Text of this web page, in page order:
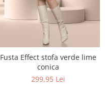
Fusta Effect stofa verde lime
conica
299,95 Lei